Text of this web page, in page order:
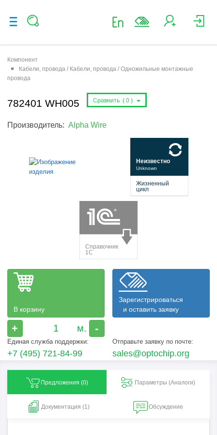
Компонент
Кабели, провода / Кабели, провода / Одножильные монтажные
провода
782401 WH005 Сравнить ( 0 )
Производитель: Alpha Wire
В корзину
+ -
Зарегистрироваться
и оставить заявку
Единая служба поддержки:
+7 (495) 721-84-99
Отправьте заявку по почте:
sales@optochip.org
Предложения (0) Параметры (Aналоги)
Документация (1) Обсуждение